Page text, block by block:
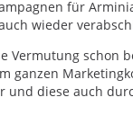
für
wieder
Vermutung schon
ganzen
und diese auch